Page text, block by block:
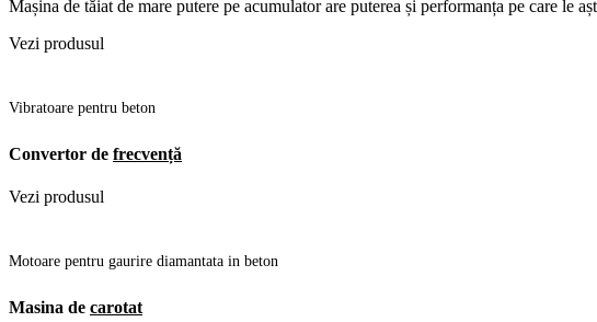
Mașina de tăiat de mare putere pe acumulator are puterea și performanța pe care le
Vezi produsul
Vibratoare pentru beton
Convertor de frecvență
Vezi produsul
Motoare pentru gaurire diamantata in beton
Masina de carotat